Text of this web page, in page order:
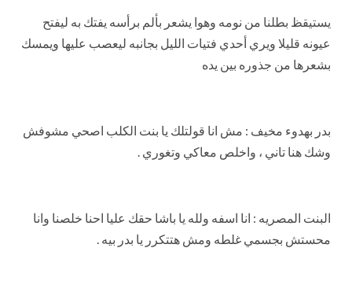
يستيقظ بطلنا من نومه وهوا يشعر بألم برأسه يفتك به ليفتح
عيونه قليلا ويري أحدي فتيات الليل بجانبه ليعصب عليها ويمسك
بشعرها من جذوره بين يده
بدر بهدوء مخيف : مش انا قولتلك يا بنت الكلب اصحي مشوفش
وشك هنا تاني ، واخلص معاكي وتغوري .
البنت المصريه : انا اسفه ولله يا باشا حقك عليا احنا خلصنا وانا
محستش بجسمي غلطه ومش هتتكرر يا بدر بيه .